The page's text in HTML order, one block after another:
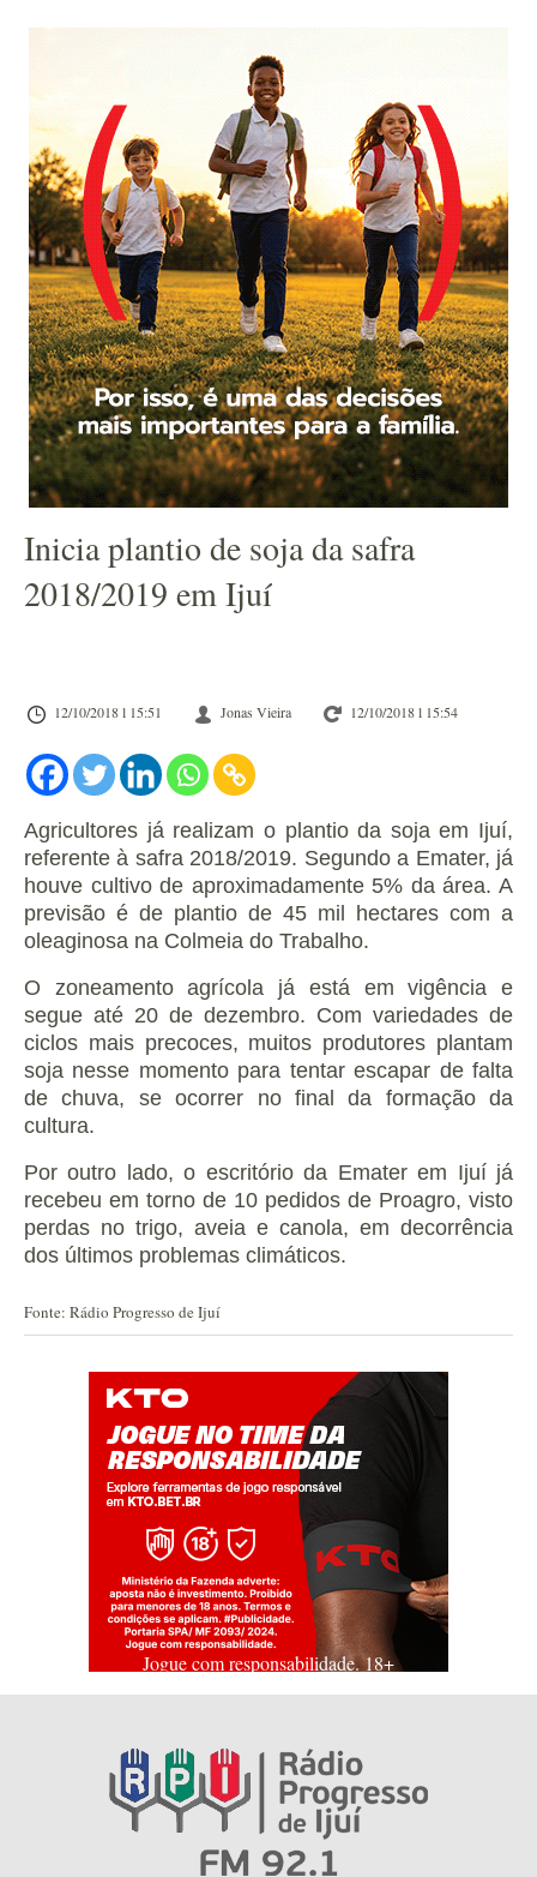
Inicia plantio de soja da safra
2018/2019 em Ijuí
12/10/2018 l 15:51 Jonas Vieira 12/10/2018 l 15:54
Agricultores já realizam o plantio da soja em Ijuí,
referente à safra 2018/2019. Segundo a Emater, já
houve cultivo de aproximadamente 5% da área. A
previsão é de plantio de 45 mil hectares com a
oleaginosa na Colmeia do Trabalho.
O zoneamento agrícola já está em vigência e
segue até 20 de dezembro. Com variedades de
ciclos mais precoces, muitos produtores plantam
soja nesse momento para tentar escapar de falta
de chuva, se ocorrer no final da formação da
cultura.
Por outro lado, o escritório da Emater em Ijuí já
recebeu em torno de 10 pedidos de Proagro, visto
perdas no trigo, aveia e canola, em decorrência
dos últimos problemas climáticos.
Fonte: Rádio Progresso de Ijuí
Jogue com responsabilidade. 18+